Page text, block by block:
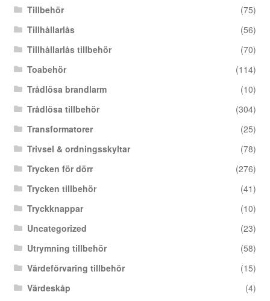
Tillbehör
(75)
Tillhållarlås
(56)
Tillhållarlås tillbehör
(70)
Toabehör
(114)
Trådlösa brandlarm
(10)
Trådlösa tillbehör
(304)
Transformatorer
(25)
Trivsel & ordningsskyltar
(78)
Trycken för dörr
(276)
Trycken tillbehör
(41)
Tryckknappar
(10)
Uncategorized
(23)
Utrymning tillbehör
(58)
Värdeförvaring tillbehör
(15)
Värdeskåp
(4)